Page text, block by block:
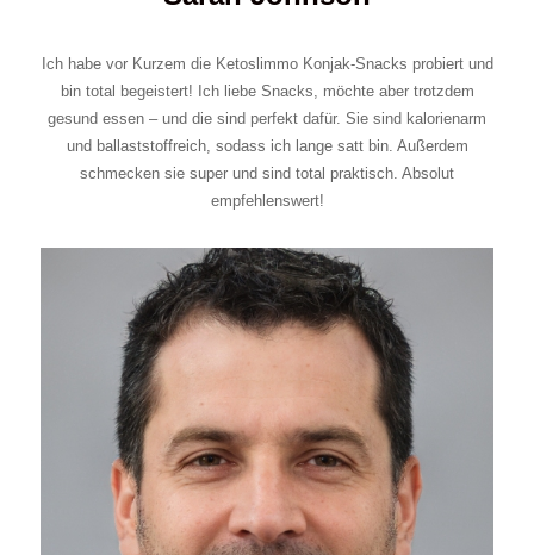
Ich habe vor Kurzem die Ketoslimmo Konjak-Snacks probiert und
bin total begeistert! Ich liebe Snacks, möchte aber trotzdem
gesund essen – und die sind perfekt dafür. Sie sind kalorienarm
und ballaststoffreich, sodass ich lange satt bin. Außerdem
schmecken sie super und sind total praktisch. Absolut
empfehlenswert!